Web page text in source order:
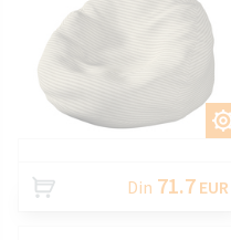
PERSONALIZAȚI
Din 71.7 EUR